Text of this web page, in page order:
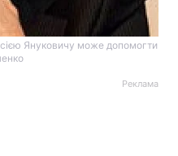
Януковичу може допомогти
Реклама